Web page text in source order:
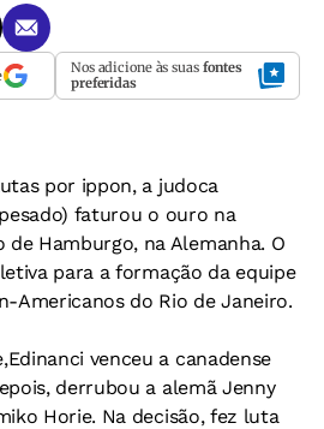
Nos adicione às suas fontes
preferidas
por ippon, a judoca
faturou o ouro na
Hamburgo, na Alemanha. O
para a formação da equipe
Americanos do Rio de Janeiro.
venceu a canadense
derrubou a alemã Jenny
Horie. Na decisão, fez luta